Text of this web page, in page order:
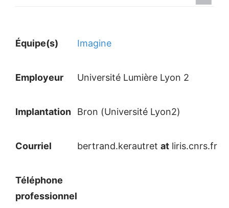
Équipe(s) Imagine
Employeur Université Lumière Lyon 2
Implantation Bron (Université Lyon2)
Courriel bertrand.kerautret at liris.cnrs.fr
Téléphone
professionnel